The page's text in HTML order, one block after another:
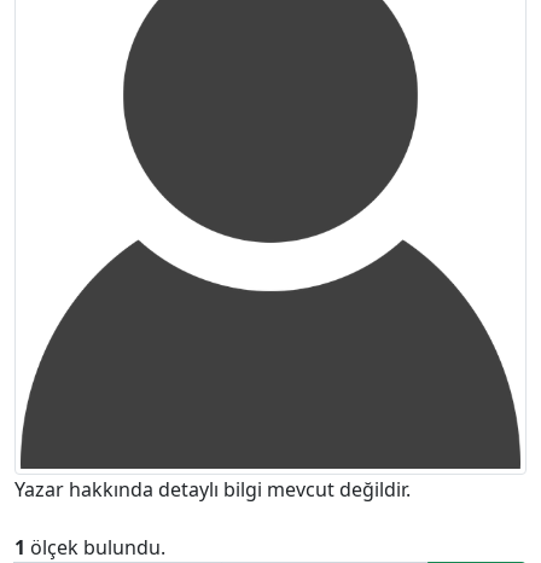
Yazar hakkında detaylı bilgi mevcut değildir.
1 ölçek bulundu.